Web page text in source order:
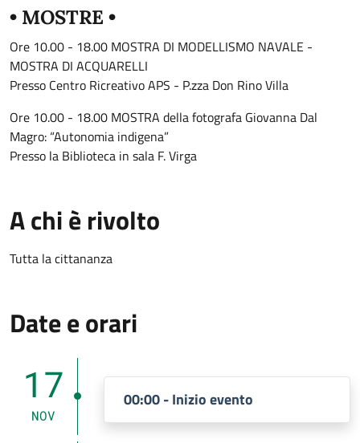
• MOSTRE •
Ore 10.00 - 18.00 MOSTRA DI MODELLISMO NAVALE -
MOSTRA DI ACQUARELLI
Presso Centro Ricreativo APS - P.zza Don Rino Villa
Ore 10.00 - 18.00 MOSTRA della fotografa Giovanna Dal
Magro: “Autonomia indigena”
Presso la Biblioteca in sala F. Virga
A chi è rivolto
Tutta la cittananza
Date e orari
17
NOV
00:00 - Inizio evento